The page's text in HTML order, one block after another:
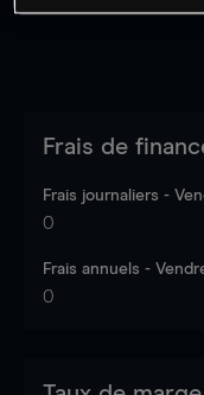
Frais de
Frais journaliers -
0
Frais annuels -
0